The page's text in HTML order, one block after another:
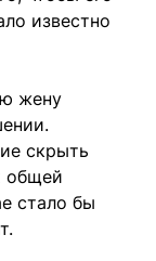
известно
жену
скрыть
общей
стало бы